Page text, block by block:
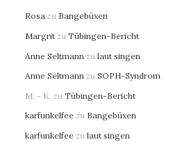
Rosa zu Bangebüxen
Margrit zu Tübingen-Bericht
Anne Seltmann zu laut singen
Anne Seltmann zu SOPH-Syndrom
M. - K. zu Tübingen-Bericht
karfunkelfee zu Bangebüxen
karfunkelfee zu laut singen